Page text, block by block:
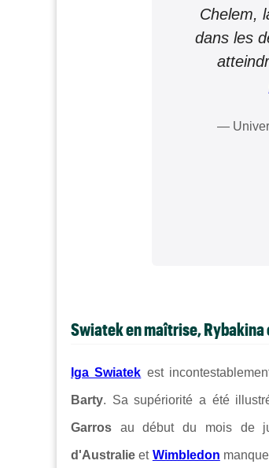
Chelem,
dans les
—
Swiatek en maîtrise,
Iga Swiatek est
Barty. Sa supériorité a été
Garros au début du mois de
d'Australieet Wimbledon